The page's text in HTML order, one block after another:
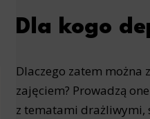
Dla kogo
Dlaczego zatem
zajęciem? Prowadzą
z tematami drażliwymi,